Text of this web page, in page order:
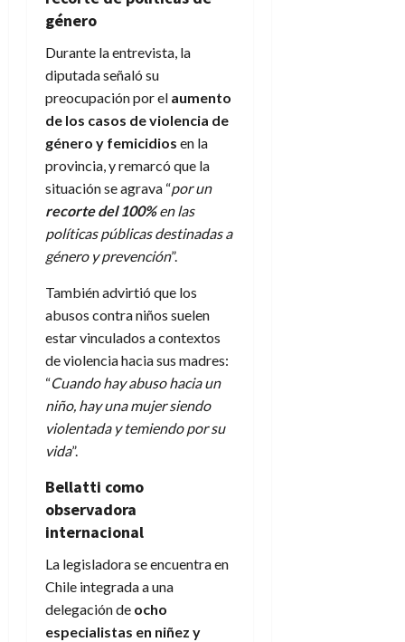
género
Durante la entrevista, la
diputada señaló su
preocupación por el aumento
de los casos de violencia de
género y femicidios en la
provincia, y remarcó que la
situación se agrava “por un
recorte del 100%en las
políticas públicas destinadas a
género y prevención”.
También advirtió que los
abusos contra niños suelen
estar vinculados a contextos
de violencia hacia sus madres:
“Cuando hay abuso hacia un
niño, hay una mujer siendo
violentada y temiendo por su
vida”.
Bellatti como
observadora
internacional
La legisladora se encuentra en
Chile integrada a una
delegación de ocho
especialistas en niñez y